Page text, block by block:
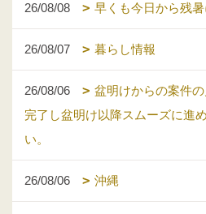
26/08/08 早くも今日から残暑
26/08/07 暮らし情報
26/08/06
盆明けからの案件
完了し盆明け以降スムーズに進
い。
26/08/06 沖縄